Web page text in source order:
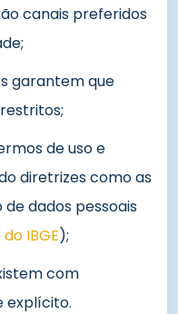
canais preferidos
garantem que
de uso e
diretrizes como as
dados pessoais
IBGE);
com
explícito.